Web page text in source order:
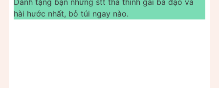
hài hước nhất, bỏ túi ngay nào.